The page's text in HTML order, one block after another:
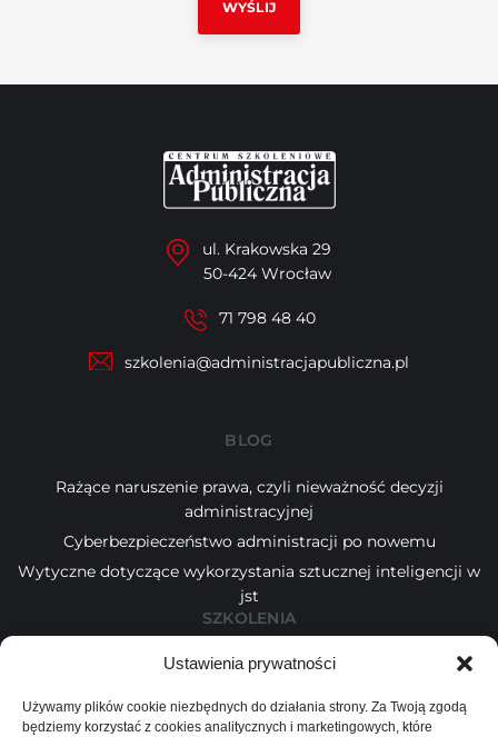
Ustawienia prywatności
Używamy plików cookie niezbędnych do działania strony. Za Twoją zgodą
będziemy korzystać z cookies analitycznych i marketingowych, które
ul. Krakowska 29
50-424 Wrocław
71 798 48 40
szkolenia@administracjapubliczna.pl
BLOG
Rażące naruszenie prawa, czyli nieważność decyzji
administracyjnej
Cyberbezpieczeństwo administracji po nowemu
Wytyczne dotyczące wykorzystania sztucznej inteligencji w
jst
SZKOLENIA
Kalendarz
Wykładowcy